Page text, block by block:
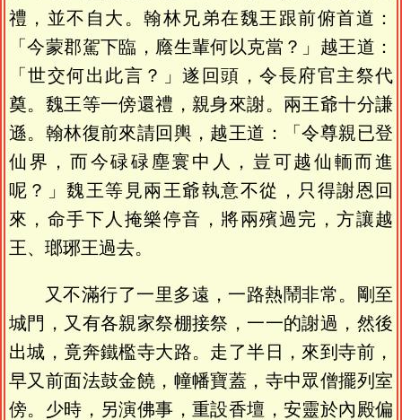
禮，並不自大。翰林兄弟在魏王跟前俯首道：
「今蒙郡駕下臨，廕生輩何以克當？」越王道：
「世交何出此言？」遂回頭，令長府官主祭代
奠。魏王等一傍還禮，親身來謝。兩王爺十分謙
遜。翰林復前來請回輿，越王道：「令尊親已登
仙界，而今碌碌塵寰中人，豈可越仙輀而進
呢？」魏王等見兩王爺執意不從，只得謝恩回
來，命手下人掩樂停音，將兩殯過完，方讓越
王、瑯琊王過去。
又不滿行了一里多遠，一路熱鬧非常。剛至
城門，又有各親家祭棚接祭，一一的謝過，然後
出城，竟奔鐵檻寺大路。走了半日，來到寺前，
早又前面法鼓金饒，幢幡寶蓋，寺中眾僧擺列室
傍。少時，另演佛事，重設香壇，安靈於內殿偏